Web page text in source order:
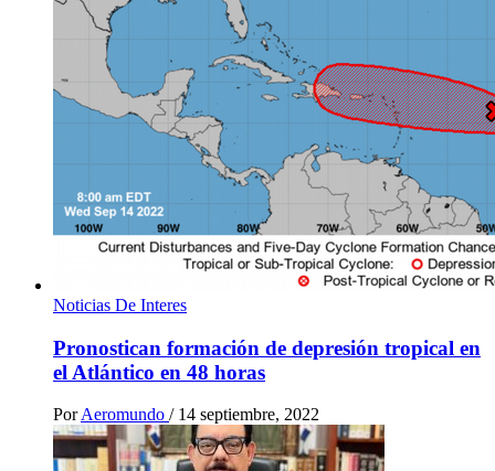
Noticias De Interes
Pronostican formación de depresión tropical en
el Atlántico en 48 horas
PorAeromundo / 14 septiembre, 2022